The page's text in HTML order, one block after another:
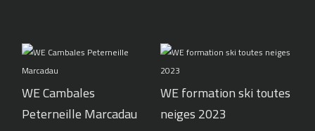
WE Cambales
Peterneille Marcadau
WE formation ski toutes
neiges 2023